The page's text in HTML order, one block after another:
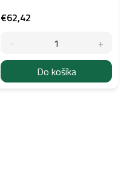
€62,42
Do košíka